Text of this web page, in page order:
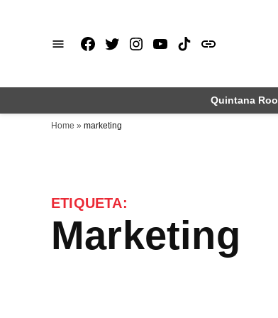
Facebook
X Instagram
Youtube
TikTok
issuu
Quintana Roo
Home » marketing
ETIQUETA:
marketing